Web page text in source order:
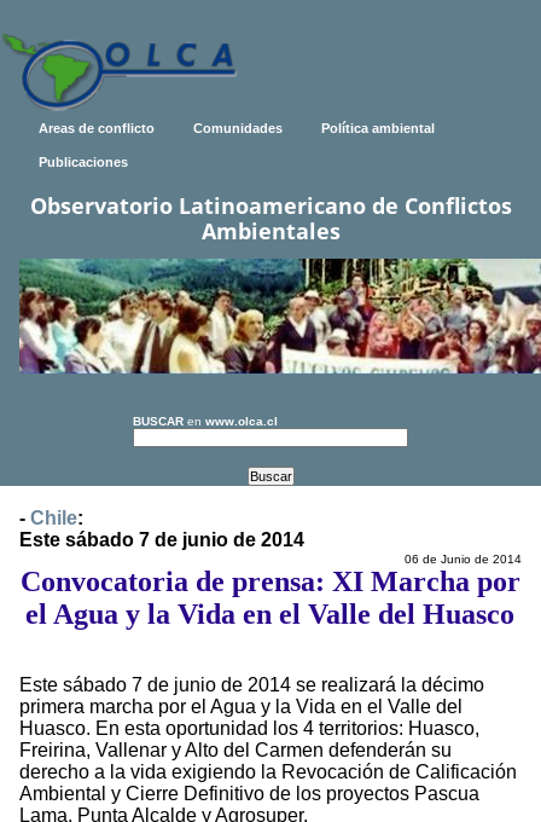
Areas de conflicto Comunidades Política ambiental
Publicaciones
Observatorio Latinoamericano de Conflictos
Ambientales
BUSCAR en www.olca.cl
- Chile:
Este sábado 7 de junio de 2014
06 de Junio de 2014
Convocatoria de prensa: XI Marcha por
el Agua y la Vida en el Valle del Huasco
Este sábado 7 de junio de 2014 se realizará la décimo
primera marcha por el Agua y la Vida en el Valle del
Huasco. En esta oportunidad los 4 territorios: Huasco,
Freirina, Vallenar y Alto del Carmen defenderán su
derecho a la vida exigiendo la Revocación de Calificación
Ambiental y Cierre Definitivo de los proyectos Pascua
Lama, Punta Alcalde y Agrosuper.